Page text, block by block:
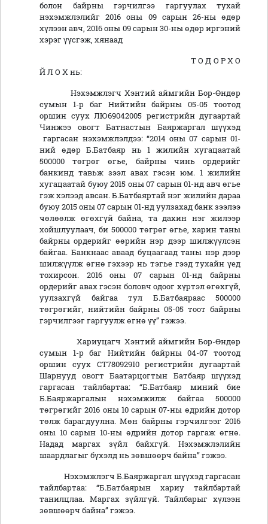
болон байрны гэрчилгээ гаргуулах тухай
нэхэмжлэлийг 2016 оны 09 сарын 26-ны өдөр
хүлээн авч, 2016 оны 09 сарын 30-ны өдөр иргэний
хэрэг үүсгэж, хянаад
Т О Д О Р Х О
Й Л О Х нь:
Нэхэмжлэгч Хэнтий аймгийн Бор-Өндөр
сумын 1-р баг Нийтийн байрны 05-05 тоотод
оршин суух ЛЮ69042005 регистрийн дугаартай
Чинжээ овогт Батнастын Баяржаргал шүүхэд
гаргасан нэхэмжлэлдээ: “2014 оны 07 сарын 01-
ний өдөр Б.Батбаяр нь 1 жилийн хугацаатай
500000 төгрөг өгье, байрны чинь ордерийг
банкинд тавьж зээл авах гэсэн юм. 1 жилийн
хугацаатай буюу 2015 оны 07 сарын 01-нд авч өгье
гэж хэлээд авсан. Б.Батбаяртай нэг жилийн дараа
буюу 2015 оны 07 сарын 01-нд уулзахад банк зээлээ
чөлөөлж өгөхгүй байна, та дахин нэг жилээр
хойшлуулаач, би 500000 төгрөг өгье, харин таны
байрны ордерийг өөрийн нэр дээр шилжүүлсэн
байгаа. Банкнаас аваад буцаагаад таны нэр дээр
шилжүүлж өгнө гэхээр нь тэгье гээд тухайн үед
тохирсон. 2016 оны 07 сарын 01-нд байрны
ордерийг авах гэсэн боловч одоог хүртэл өгөхгүй,
уулзахгүй байгаа тул Б.Батбаяраас 500000
төгрөгийг, нийтийн байрны 05-05 тоот байрны
гэрчилгээг гаргуулж өгнө үү” гэжээ.
Хариуцагч Хэнтий аймгийн Бор-Өндөр
сумын 1-р баг Нийтийн байрны 04-07 тоотод
оршин суух СТ78092910 регистрийн дугаартай
Шарнууд овогт Баатарцогтын Батбаяр шүүхэд
гаргасан тайлбартаа: “Б.Батбаяр миний бие
Б.Баяржаргалын нэхэмжилж байгаа 500000
төгрөгийг 2016 оны 10 сарын 07-ны өдрийн дотор
төлж барагдуулна. Мөн байрны гэрчилгээг 2016
оны 10 сарын 10-ны өдрийн дотор гаргаж өгнө.
Надад маргах зүйл байхгүй. Нэхэмжлэлийн
шаардлагыг бүхэлд нь зөвшөөрч байна” гэжээ.
Нэхэмжлэгч Б.Баяржаргал шүүхэд гаргасан
тайлбартаа: “Б.Батбаярын хариу тайлбартай
танилцлаа. Маргах зүйлгүй. Тайлбарыг хүлээн
зөвшөөрч байна” гэжээ.